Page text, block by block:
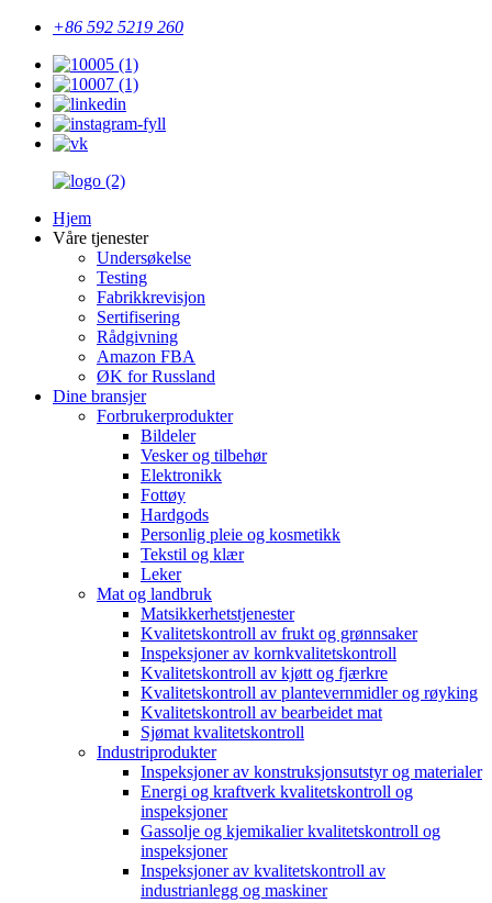
+86 592 5219 260
Hjem
Våre tjenester
Undersøkelse
Testing
Fabrikkrevisjon
Sertifisering
Rådgivning
Amazon FBA
ØK for Russland
Dine bransjer
Forbrukerprodukter
Bildeler
Vesker og tilbehør
Elektronikk
Fottøy
Hardgods
Personlig pleie og kosmetikk
Tekstil og klær
Leker
Mat og landbruk
Matsikkerhetstjenester
Kvalitetskontroll av frukt og grønnsaker
Inspeksjoner av kornkvalitetskontroll
Kvalitetskontroll av kjøtt og fjærkre
Kvalitetskontroll av plantevernmidler og røyking
Kvalitetskontroll av bearbeidet mat
Sjømat kvalitetskontroll
Industriprodukter
Inspeksjoner av konstruksjonsutstyr og materialer
Energi og kraftverk kvalitetskontroll og
inspeksjoner
Gassolje og kjemikalier kvalitetskontroll og
inspeksjoner
Inspeksjoner av kvalitetskontroll av
industrianlegg og maskiner